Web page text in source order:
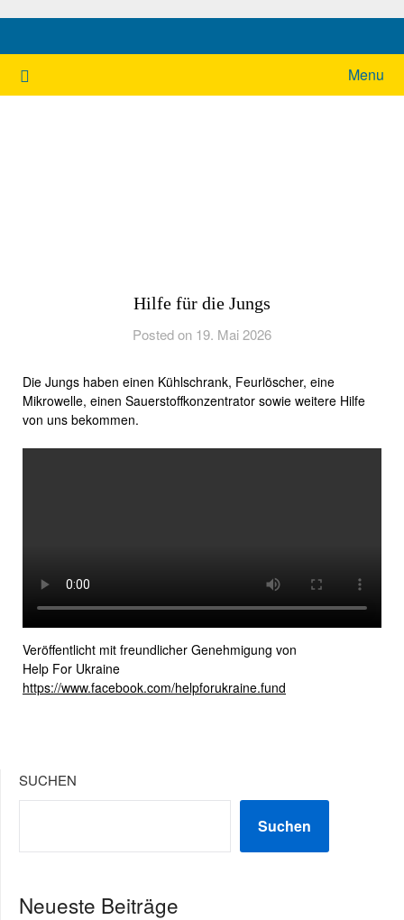
Ukrainehilfe Hamburg
Menu
Hilfe für die Jungs
Posted on 19. Mai 2026
Die Jungs haben einen Kühlschrank, Feurlöscher, eine
Mikrowelle, einen Sauerstoffkonzentrator sowie weitere Hilfe
von uns bekommen.
Veröffentlicht mit freundlicher Genehmigung von
Help For Ukraine
https://www.facebook.com/helpforukraine.fund
SUCHEN
Suchen
Neueste Beiträge